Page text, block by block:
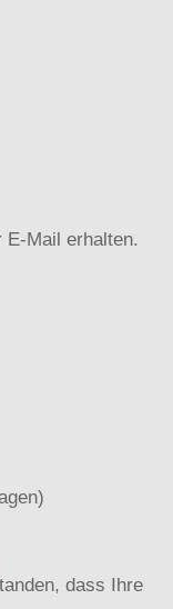
E-Mail erhalten.
dass Ihre